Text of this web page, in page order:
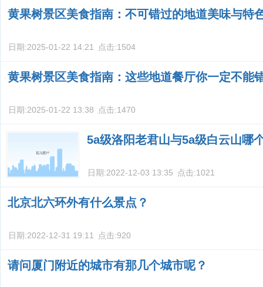
黄果树景区美食指南：不可错过的地道美味与特
日期:2025-01-22 14:21 点击:1504
黄果树景区美食指南：这些地道餐厅你一定不能
日期:2025-01-22 13:38 点击:1470
5a级洛阳老君山与5a级白云山哪
日期:2022-12-03 13:35 点击:1021
北京北六环外有什么景点？
日期:2022-12-31 19:11 点击:920
请问厦门附近的城市有那几个城市呢？